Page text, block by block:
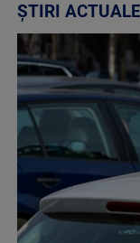
ȘTIRI ACTUALE